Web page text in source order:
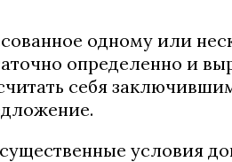
одному или
определенно и
себя
условия